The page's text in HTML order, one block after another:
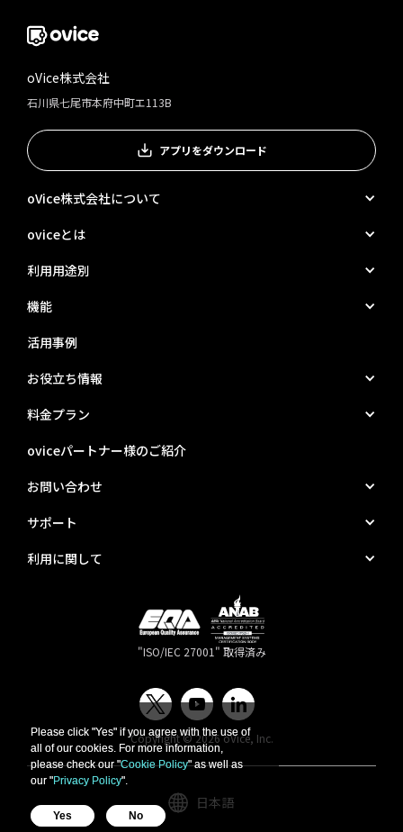
oVice株式会社
石川県七尾市本府中町エ113B
アプリをダウンロード
oVice株式会社について
oviceとは
利用用途別
機能
活用事例
お役立ち情報
料金プラン
oviceパートナー様のご紹介
お問い合わせ
サポート
利用に関して
"ISO/IEC 27001" 取得済み
Copyright © 2026 oVice, Inc.
日本語
Please click "Yes" if you agree with the use of
all of our cookies. For more information,
please check our "Cookie Policy" as well as
our "Privacy Policy".
Yes No
Please click "Yes" if you agree with the use of
all of our cookies. For more information,
please check our "Cookie Policy" as well as
our "Privacy Policy".
Yes No